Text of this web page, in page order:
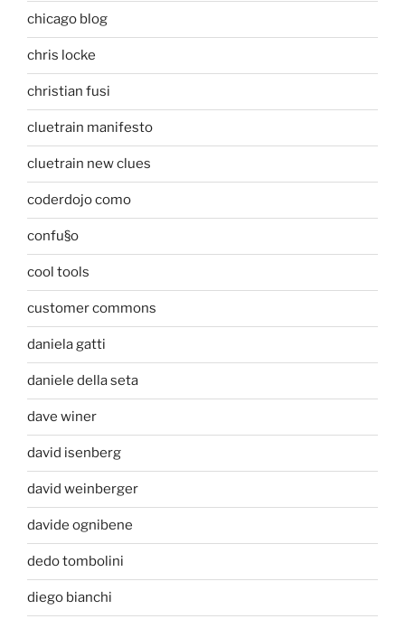
chicago blog
chris locke
christian fusi
cluetrain manifesto
cluetrain new clues
coderdojo como
confu§o
cool tools
customer commons
daniela gatti
daniele della seta
dave winer
david isenberg
david weinberger
davide ognibene
dedo tombolini
diego bianchi